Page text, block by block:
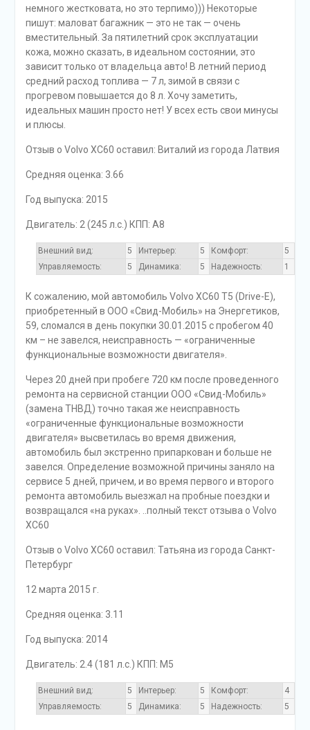
немного жестковата, но это терпимо))) Некоторые
пишут: маловат багажник — это не так — очень
вместительный. За пятилетний срок эксплуатации
кожа, можно сказать, в идеальном состоянии, это
зависит только от владельца авто! В летний период
средний расход топлива — 7 л, зимой в связи с
прогревом повышается до 8 л. Хочу заметить,
идеальных машин просто нет! У всех есть свои минусы
и плюсы.
Отзыв o Volvo XC60 оставил: Виталий из города Латвия
Средняя оценка: 3.66
Год выпуска: 2015
Двигатель: 2 (245 л.с.) КПП: A8
Внешний вид: 5 Интерьер: 5 Комфорт:
5
Управляемость:
5 Динамика: 5 Надежность: 1
К сожалению, мой автомобиль Volvo XC60 T5 (Drive-E),
приобретенный в ООО «Свид-Мобиль» на Энергетиков,
59, сломался в день покупки 30.01.2015 с пробегом 40
км – не завелся, неисправность — «ограниченные
функциональные возможности двигателя».
Через 20 дней при пробеге 720 км после проведенного
ремонта на сервисной станции ООО «Свид-Мобиль»
(замена ТНВД) точно такая же неисправность
«ограниченные функциональные возможности
двигателя» высветилась во время движения,
автомобиль был экстренно припаркован и больше не
завелся. Определение возможной причины заняло на
сервисе 5 дней, причем, и во время первого и второго
ремонта автомобиль выезжал на пробные поездки и
возвращался «на руках». ..полный текст отзыва о Volvo
XC60
Отзыв o Volvo XC60 оставил: Татьяна из города Санкт-
Петербург
12 марта 2015 г.
Средняя оценка: 3.11
Год выпуска: 2014
Двигатель: 2.4 (181 л.с.) КПП: M5
Внешний вид: 5 Интерьер: 5 Комфорт:
4
Управляемость:
5 Динамика: 5 Надежность: 5